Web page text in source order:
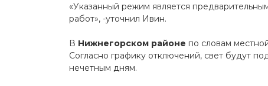
«Указанный режим является
работ», -уточнил Ивин.
В Нижнегорском районе по словам
Согласно графику отключений, свет будут
нечетным дням.